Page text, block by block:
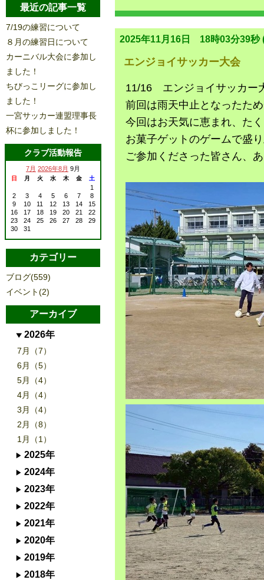
2025年11月16日 18時03分39秒
エンジョイサッカー大会
11/16 エンジョイサッカー
前回は雨天中止となったた
今回はお天気に恵まれ、た
お菓子ゲットのゲームで盛
ご参加くださった皆さん、
最近の記事一覧
7/19の練習について
８月の練習日について
カーニバル大会に参加し
ました！
ちびっこリーグに参加し
ました！
一宮サッカー連盟理事長
杯に参加しました！
クラブ活動報告
7月 2026年8月 9月
日 月 火 水 木 金 土
1
2
3 4 5 6 7
8
9
10 11 12 13 14
15
16
17 18 19 20 21
22
23
24 25 26 27 28
29
30
31
カテゴリー
ブログ(559)
イベント(2)
アーカイブ
2026年
7月（7）
6月（5）
5月（4）
4月（4）
3月（4）
2月（8）
1月（1）
2025年
2024年
2023年
2022年
2021年
2020年
2019年
2018年